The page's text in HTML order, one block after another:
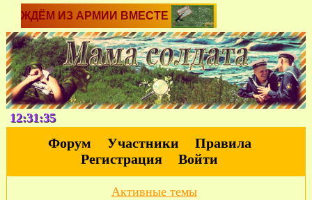
ЖДЁМ ИЗ АРМИИ ВМЕСТЕ
12:31:36
Форум Участники
Правила
Регистрация
Войти
Активные темы